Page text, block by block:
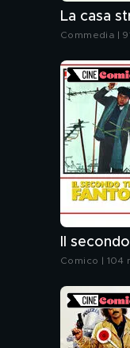
Commedia |
Comico | 104